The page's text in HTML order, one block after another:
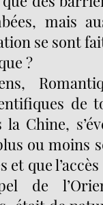
mais
se sont
?
de
Chine,
ou moins
que
de